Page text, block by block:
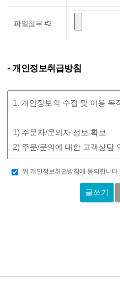
파일첨부 #2
- 개인정보취급방침
위 개인정보취급방침에 동의합니다.